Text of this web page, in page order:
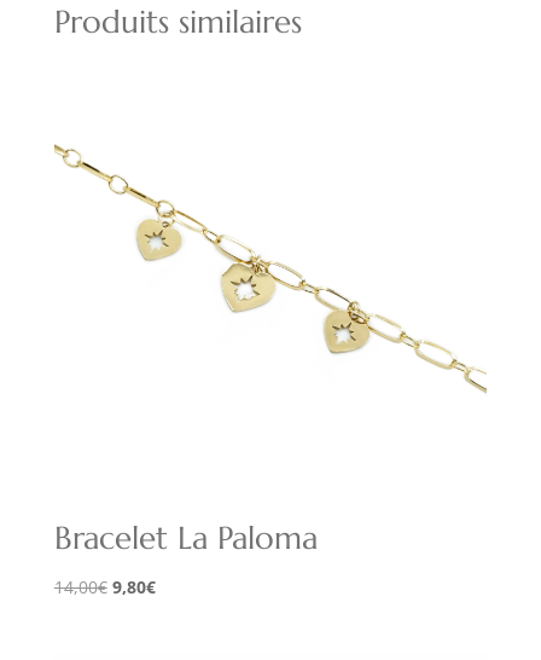
Produits similaires
Bracelet La Paloma
14,00€ Le
9,80€Le